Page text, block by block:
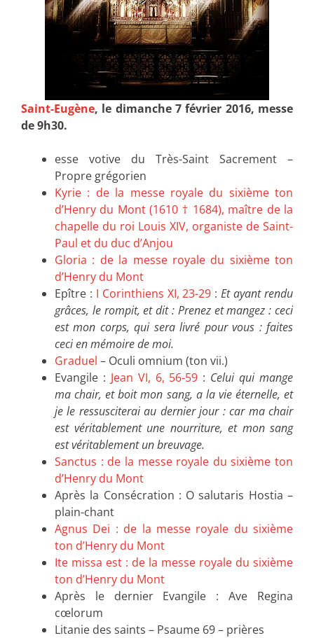
Saint-Eugène, le dimanche 7 février 2016, messe
de 9h30.
esse votive du Très-Saint Sacrement –
Propre grégorien
Kyrie : de la messe royale du sixième ton
d’Henry du Mont (1610 † 1684), maître de la
chapelle du roi Louis XIV, organiste de Saint-
Paul et du duc d’Anjou
Gloria : de la messe royale du sixième ton
d’Henry du Mont
Epître : I Corinthiens XI, 23-29 :Et ayant rendu
grâces, le rompit, et dit : Prenez et mangez : ceci
est mon corps, qui sera livré pour vous : faites
ceci en mémoire de moi.
Graduel – Oculi omnium (ton vii.)
Evangile : Jean VI, 6, 56-59 : Celui qui mange
ma chair, et boit mon sang, a la vie éternelle, et
je le ressusciterai au dernier jour : car ma chair
est véritablement une nourriture, et mon sang
est véritablement un breuvage.
Sanctus : de la messe royale du sixième ton
d’Henry du Mont
Après la Consécration : O salutaris Hostia –
plain-chant
Agnus Dei : de la messe royale du sixième
ton d’Henry du Mont
Ite missa est : de la messe royale du sixième
ton d’Henry du Mont
Après le dernier Evangile : Ave Regina
cœlorum
Litanie des saints – Psaume 69 – prières